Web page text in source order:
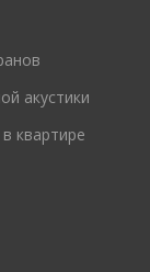
акустики
квартире